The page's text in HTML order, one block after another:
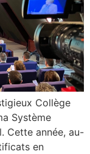
Collège
Système
Cette année, au-
en